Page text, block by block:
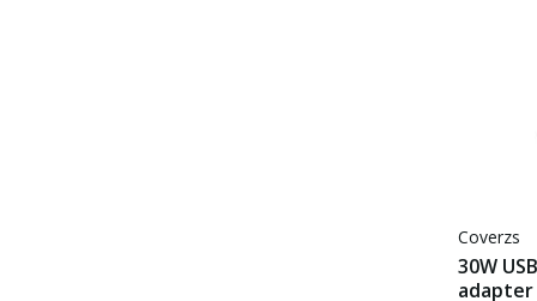
Coverzs
30W